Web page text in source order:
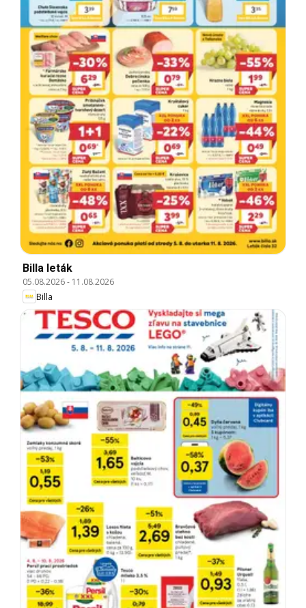
Billa leták
05.08.2026- 11.08.2026
Billa